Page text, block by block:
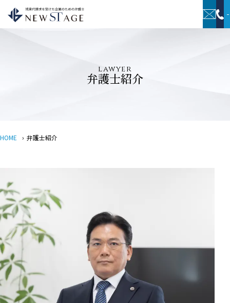
lawyer
弁護士紹介
HOME › 弁護士紹介